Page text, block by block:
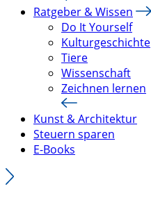
Ratgeber & Wissen
Do It Yourself
Kulturgeschichte
Tiere
Wissenschaft
Zeichnen lernen
Kunst & Architektur
Steuern sparen
E-Books